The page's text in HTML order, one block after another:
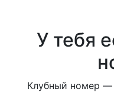
У тебя
Клубный номер —